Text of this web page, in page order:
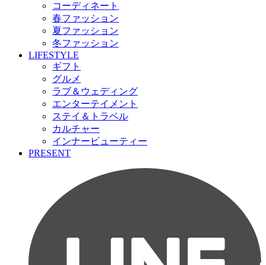
コーディネート
春ファッション
夏ファッション
冬ファッション
LIFESTYLE
ギフト
グルメ
ラブ＆ウェディング
エンターテイメント
ステイ＆トラベル
カルチャー
インナービューティー
PRESENT